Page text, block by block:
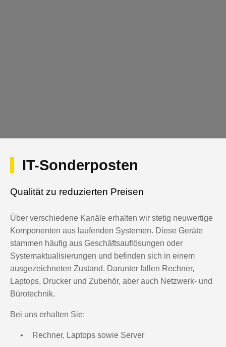
IT-Sonderposten
Qualität zu reduzierten Preisen
Über verschiedene Kanäle erhalten wir stetig neuwertige
Komponenten aus laufenden Systemen. Diese Geräte
stammen häufig aus Geschäftsauflösungen oder
Systemaktualisierungen und befinden sich in einem
ausgezeichneten Zustand. Darunter fallen Rechner,
Laptops, Drucker und Zubehör, aber auch Netzwerk- und
Bürotechnik.
Bei uns erhalten Sie:
Rechner, Laptops sowie Server